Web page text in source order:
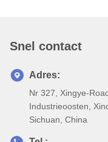
Snel contact
Adres:
Nr 327, Xingye-
Industrieoosten,
Sichuan, China